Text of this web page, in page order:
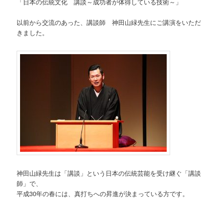
以前から交流のあった、講談師 神田山緑先生にご講演をいただ
きました。
神田山緑先生は「講談」という日本の伝統芸能を受け継ぐ「講談
師」で、
平成30年の春には、真打ちへの昇進が決まっている方です。